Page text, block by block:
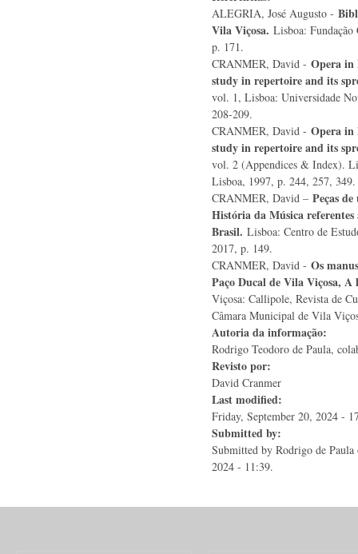
ALEGRIA, José Augusto -
Vila Viçosa. Lisboa:
p. 171.
CRANMER, David - Opera in
study in repertoire and its
vol. 1, Lisboa: Universidade
208-209.
CRANMER, David - Opera in
study in repertoire and its
vol. 2 (Appendices & Index).
Lisboa, 1997, p. 244, 257, 349.
CRANMER, David – Peças
História da Música
Brasil. Lisboa: Centro de
2017, p. 149.
CRANMER, David - Os
Paço Ducal de Vila Viçosa,
Viçosa: Callipole, Revista de
Câmara Municipal de Vila
Autoria da informação:
Rodrigo Teodoro de Paula,
Revisto por:
David Cranmer
Last modified:
Friday, September 20, 2024 -
Submitted by:
Submitted by Rodrigo de Paula
2024 - 11:39.